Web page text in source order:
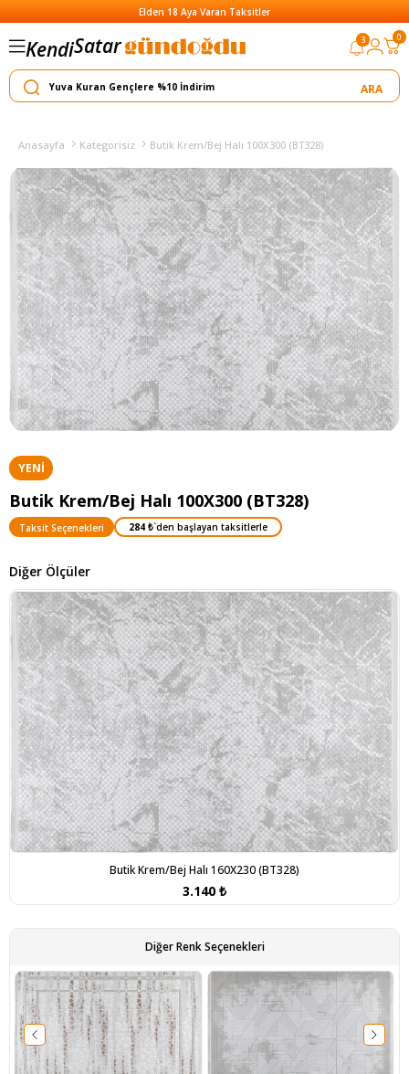
Elden 18 Aya Varan Taksitler
KendiYapar
Satar
3 0
Anasayfa Kategorisiz Butik Krem/Bej Halı 100X300 (BT328)
YENI
ÜRÜN
Butik Krem/Bej Halı 100X300 (BT328)
Taksit Seçenekleri 284 ₺`den başlayan taksitlerle
Diğer Ölçüler
Butik Krem/Bej Halı 160X230 (BT328)
3.140 ₺
Diğer Renk Seçenekleri